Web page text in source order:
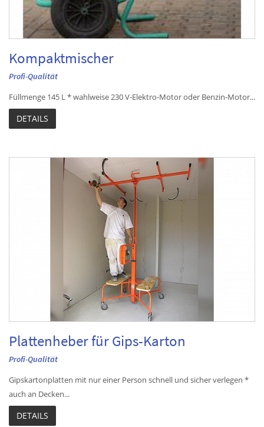
Kompaktmischer
Profi-Qualität
Füllmenge 145 L * wahlweise 230 V-Elektro-Motor oder Benzin-Motor...
DETAILS
Plattenheber für Gips-Karton
Profi-Qualität
Gipskartonplatten mit nur einer Person schnell und sicher verlegen *
auch an Decken...
DETAILS